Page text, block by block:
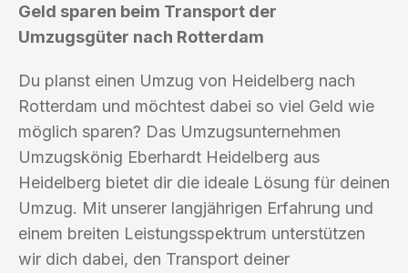
Geld sparen beim Transport der
Umzugsgüter nach Rotterdam
Du planst einen Umzug von Heidelberg nach
Rotterdam und möchtest dabei so viel Geld wie
möglich sparen? Das Umzugsunternehmen
Umzugskönig Eberhardt Heidelberg aus
Heidelberg bietet dir die ideale Lösung für deinen
Umzug. Mit unserer langjährigen Erfahrung und
einem breiten Leistungsspektrum unterstützen
wir dich dabei, den Transport deiner